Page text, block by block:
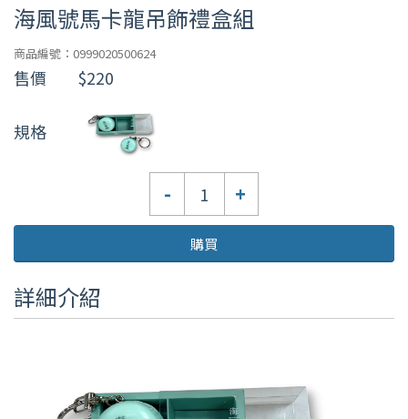
海風號馬卡龍吊飾禮盒組
商品編號：0999020500624
售價 $220
規格
- +
購買
詳細介紹